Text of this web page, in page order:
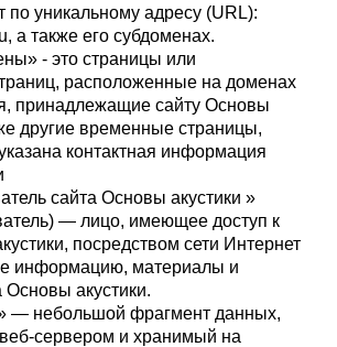
по уникальному адресу (URL):
а также его субдоменах.
- это страницы или
расположенные на доменах
принадлежащие сайту Основы
другие временные страницы,
контактная информация
сайта Основы акустики »
— лицо, имеющее доступ к
посредством сети Интернет
информацию, материалы и
Основы акустики.
— небольшой фрагмент данных,
сервером и хранимый на